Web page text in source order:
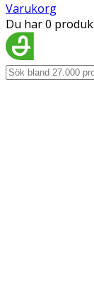
Varukorg
Du har 0